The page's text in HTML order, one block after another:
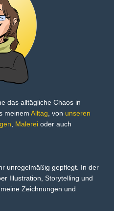
das alltägliche Chaos in
meinem Alltag , von unseren
Malerei oder auch
unregelmäßig gepflegt. In der
Illustration, Storytelling und
Zeichnungen und